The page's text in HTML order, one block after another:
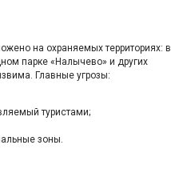
на охраняемых территориях: в
парке «Налычево» и других
Главные угрозы:
туристами;
зоны.